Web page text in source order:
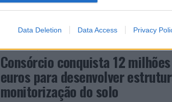
Data Deletion Data Access Privacy
Universidade de Coimbra (FCTUC) foi...
ATUALIDADE 4 anos atrás
Consórcio conquista 12
euros para desenvolver
monitorização do solo